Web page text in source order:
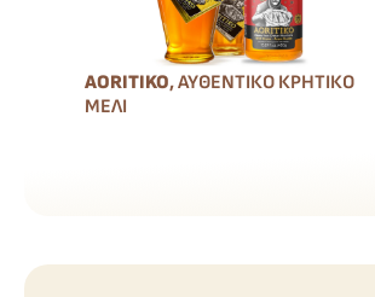
AORITIKO, ΑΥΘΕΝΤΙΚΌ ΚΡΗΤΙΚΌ
ΜΈΛΙ